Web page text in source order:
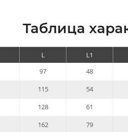
Таблица
L L1
97 48
115 54
128 61
162 79